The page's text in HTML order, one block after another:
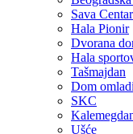
Sava Centar
Hala Pionir
Dvorana
Hala
Tašmajdan
Dom
SKC
Ušće